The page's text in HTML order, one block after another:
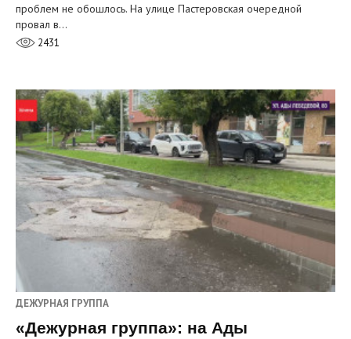
проблем не обошлось. На улице Пастеровская очередной
провал в…
2431
ДЕЖУРНАЯ ГРУППА
«Дежурная группа»: на Ады